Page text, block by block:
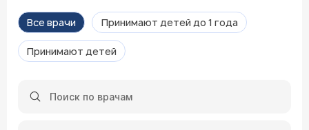
Все врачи Принимают детей до 1 года
Принимают детей